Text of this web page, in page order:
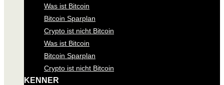
Was ist Bitcoin
Bitcoin Sparplan
Crypto ist nicht Bitcoin
Was ist Bitcoin
Bitcoin Sparplan
Crypto ist nicht Bitcoin
KENNER